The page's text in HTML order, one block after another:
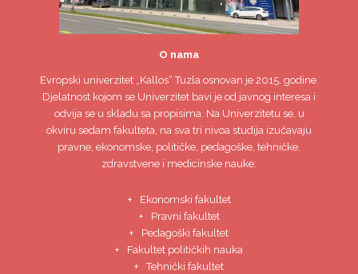
O nama
Evropski univerzitet„Kallos“ Tuzla osnovan je 2015. godine.
Djelatnost kojom se Univerzitet bavi je od javnog interesa i
odvija se u skladu sa propisima. Na Univerzitetu se, u
okviru sedam fakulteta, na sva tri nivoa studija izučavaju
pravne, ekonomske, političke, pedagoške, tehničke,
zdravstvene i medicinske nauke.
Ekonomski fakultet
Pravni fakultet
Pedagoški fakultet
Fakultet političkih nauka
Tehnički fakultet